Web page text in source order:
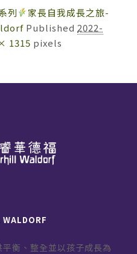
列
家長自我成長之旅-
Published 2022-
1315 pixels
衡、整全並以孩子成長為